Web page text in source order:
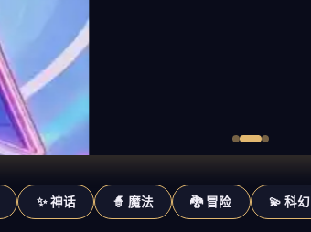
✨ 神话 🧙 魔法 🐉 冒险 💫 科幻